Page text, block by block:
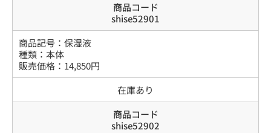
商品コード
shise52901
商品記号： 保湿液
種類 ： 本体
販売価格： 14,850円
在庫あり
商品コード
shise52902